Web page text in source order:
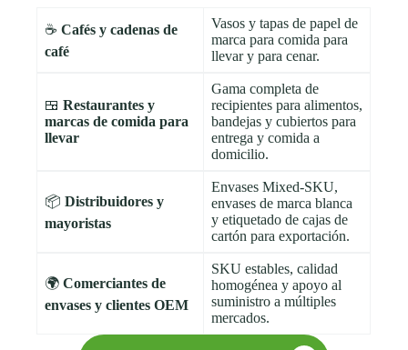
☕Cafés y cadenas de
café
Vasos y tapas de papel de
marca para comida para
llevar y para cenar.
🍱Restaurantes y
marcas de comida para
llevar
Gama completa de
recipientes para alimentos,
bandejas y cubiertos para
entrega y comida a
domicilio.
📦Distribuidores y
mayoristas
Envases Mixed-SKU,
envases de marca blanca
y etiquetado de cajas de
cartón para exportación.
🌍Comerciantes de
envases y clientes OEM
SKU estables, calidad
homogénea y apoyo al
suministro a múltiples
mercados.